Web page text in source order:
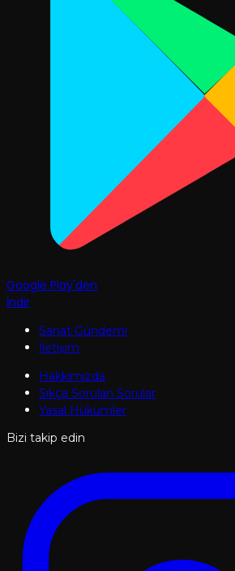
Google Play'den
İndir
Sanat Gündemi
İletişim
Hakkımızda
Sıkça Sorulan Sorular
Yasal Hükümler
Bizi takip edin